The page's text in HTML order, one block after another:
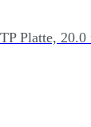
Platte, 20.0